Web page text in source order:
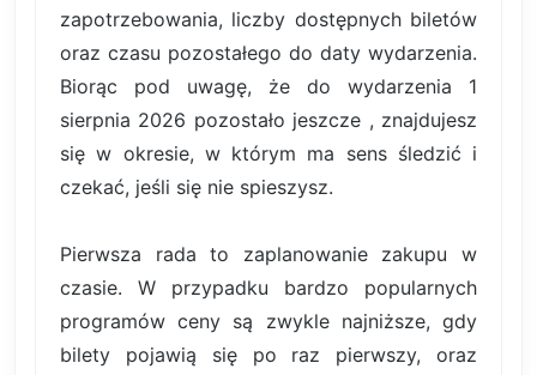
zapotrzebowania, liczby dostępnych biletów
oraz czasu pozostałego do daty wydarzenia.
Biorąc pod uwagę, że do wydarzenia 1
sierpnia 2026 pozostało jeszcze , znajdujesz
się w okresie, w którym ma sens śledzić i
czekać, jeśli się nie spieszysz.
Pierwsza rada to zaplanowanie zakupu w
czasie. W przypadku bardzo popularnych
programów ceny są zwykle najniższe, gdy
bilety pojawią się po raz pierwszy, oraz